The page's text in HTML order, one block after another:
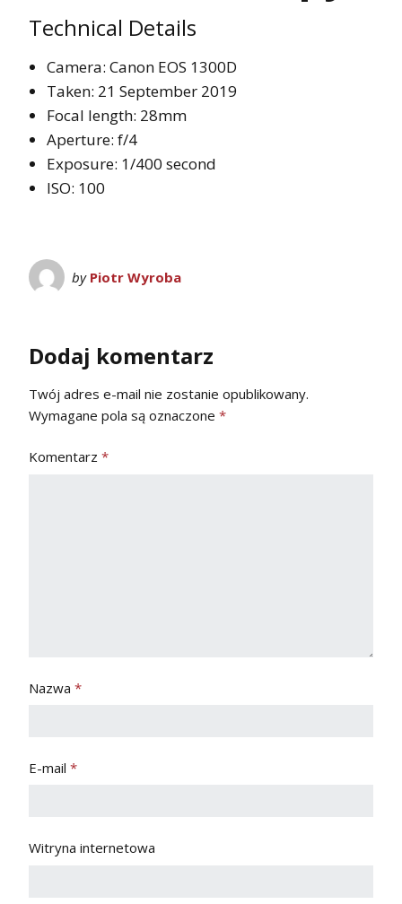
Technical Details
Camera: Canon EOS 1300D
Taken: 21 September 2019
Focal length: 28mm
Aperture: f/4
Exposure: 1/400 second
ISO: 100
by Piotr Wyroba
Dodaj komentarz
Twój adres e-mail nie zostanie opublikowany.
Wymagane pola są oznaczone *
Komentarz *
Nazwa *
E-mail *
Witryna internetowa